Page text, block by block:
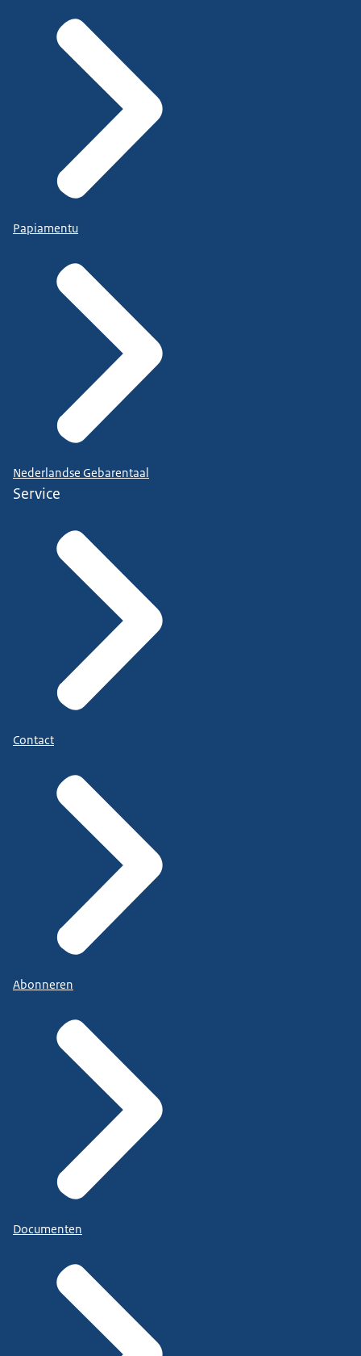
Papiamentu
Nederlandse Gebarentaal
Service
Contact
Abonneren
Documenten